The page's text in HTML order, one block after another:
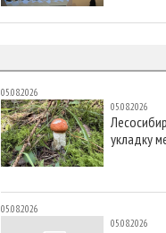
05.08.2026
05.08.2026
укладку
05.08.2026
05.08.2026